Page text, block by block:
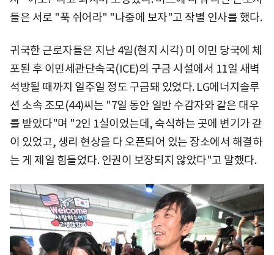
들은 서로 "푹 쉬어라" "나중에 보자"고 작별 인사를 했다.
귀국한 근로자들은 지난 4일(현지 시각) 미 이민 당국에 체
포된 후 이민세관단속국(ICE)의 구금 시설에서 11일 새벽
석방될 때까지 일주일 정도 구금돼 있었다. LG에너지솔루
션 소속 조모(44)씨는 "7일 동안 일반 수감자와 같은 대우
를 받았다"며 "2인 1실이었는데, 숙식하는 곳에 변기가 같
이 있었고, 생리 현상을 다 오픈되어 있는 장소에서 해결하
는 게 제일 힘들었다. 인권이 보장되지 않았다"고 말했다.